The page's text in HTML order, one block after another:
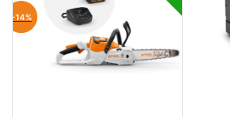
-14%